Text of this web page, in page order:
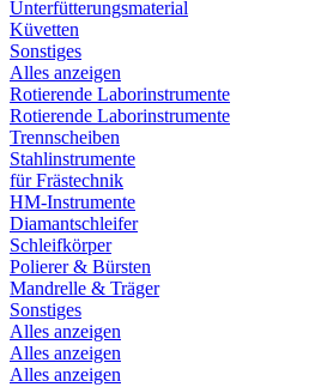
Unterfütterungsmaterial
Küvetten
Sonstiges
Alles anzeigen
Rotierende Laborinstrumente
Rotierende Laborinstrumente
Trennscheiben
Stahlinstrumente
für Frästechnik
HM-Instrumente
Diamantschleifer
Schleifkörper
Polierer & Bürsten
Mandrelle & Träger
Sonstiges
Alles anzeigen
Alles anzeigen
Alles anzeigen